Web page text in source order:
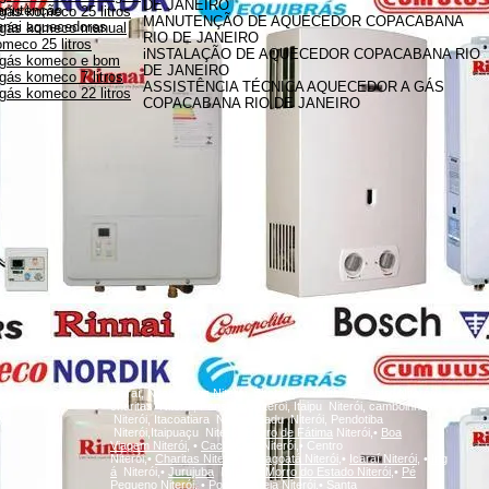
komeco 25 litros
komeco manual
25 litros
komeco e bom
komeco 7 litros
komeco 22 litros
DE JANEIRO
MANUTENÇÃO DE AQUECEDOR COPACABANA
RIO DE JANEIRO
iNSTALAÇÃO DE AQUECEDOR COPACABANA RIO
DE JANEIRO
ASSISTÊNCIA TÉCNICA AQUECEDOR A GÁS
COPACABANA RIO DE JANEIRO
aquecedores
Icaraí, Niterói, ingaNiterói, Santa Rosa Niterói, Centro Niterói,
charitas Niterói, Fonseca Niterói, Itaipu Niterói, camboinhas
Niterói, Itacoatiara Niterói, Badu Niterói, Pendotiba
Niterói,Itaipuaçu Niterói,
Bairro de Fátima Niterói,• Boa
Viagem Niterói, • Cachoeiras
Niterói,• Centro
Niterói,• Charitas Niterói, Gragoatá Niterói, • IcaraíNiterói, •
Ing
á Niterói,• Jurujuba Niterói,• Morro do Estado Niterói, • Pé
Pequeno Niterói,• Ponta d'AreiaNiterói, • Santa